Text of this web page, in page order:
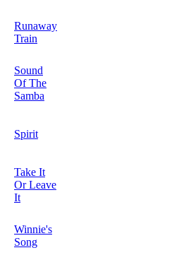
Runaway
Train
Sound
Of The
Samba
Spirit
Take It
Or Leave
It
Winnie's
Song